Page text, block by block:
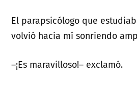
El parapsicólogo que
volvió hacia mí sonriendo
–¡Es maravilloso!­– exclamó.